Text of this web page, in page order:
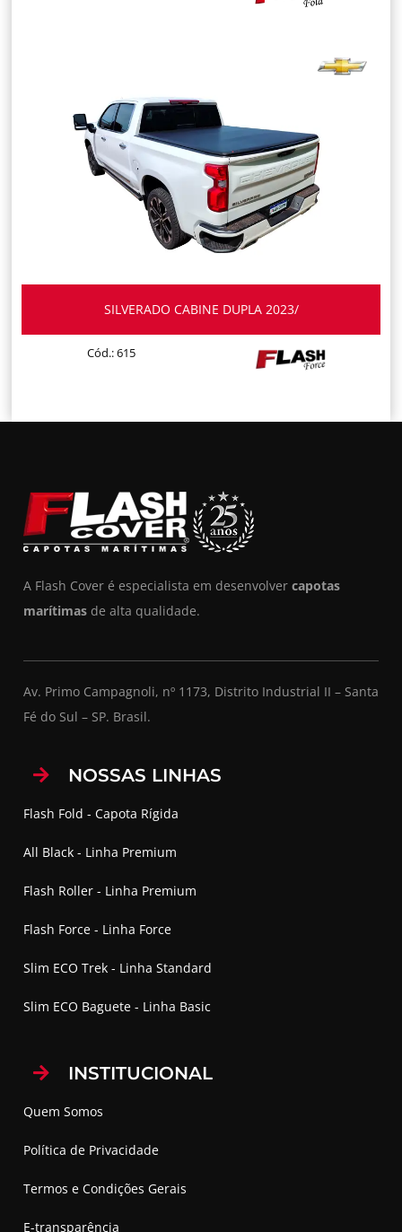
SILVERADO CABINE DUPLA 2023/
Cód.: 615
A Flash Cover é especialista em desenvolver capotas
marítimas de alta qualidade.
Av. Primo Campagnoli, nº 1173, Distrito Industrial II – Santa
Fé do Sul – SP. Brasil.
NOSSAS LINHAS
Flash Fold - Capota Rígida
All Black - Linha Premium
Flash Roller - Linha Premium
Flash Force - Linha Force
Slim ECO Trek - Linha Standard
Slim ECO Baguete - Linha Basic
INSTITUCIONAL
Quem Somos
Política de Privacidade
Termos e Condições Gerais
E-transparência